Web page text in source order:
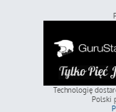
Technologię
Polski